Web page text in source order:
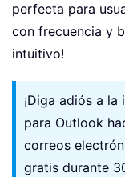
perfecta para
con frecuencia y
intuitivo!
¡Diga adiós a
para Outlook
correos
gratis durante